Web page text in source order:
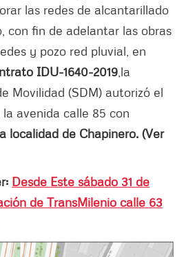
las redes de alcantarillado
con fin de adelantar las obras
y pozo red pluvial, en
IDU-1640-2019 la
Movilidad (SDM) autorizó el
avenida calle 85 con
localidad de Chapinero. (Ver
Desde Este sábado 31 de
de TransMilenio calle 63